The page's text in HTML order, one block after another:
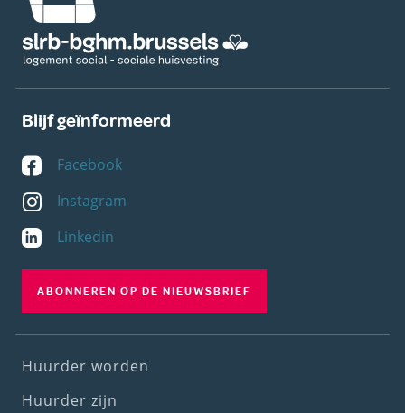
Blijf geïnformeerd
Facebook
Instagram
Linkedin
ABONNEREN OP DE NIEUWSBRIEF
Footer
(1st
Huurder worden
Huurder zijn